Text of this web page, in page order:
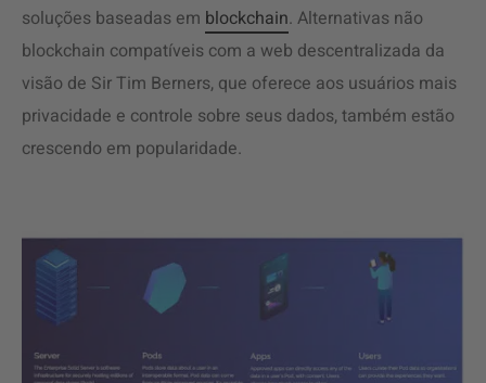
soluções baseadas em blockchain. Alternativas não
blockchain compatíveis com a web descentralizada da
visão de Sir Tim Berners, que oferece aos usuários mais
privacidade e controle sobre seus dados, também estão
crescendo em popularidade.